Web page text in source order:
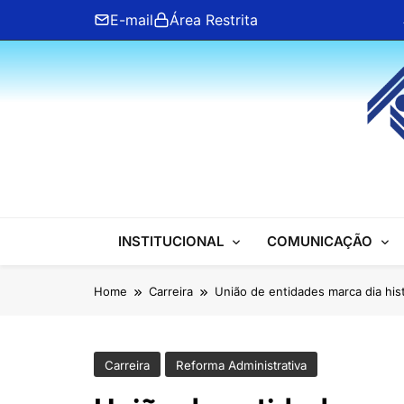
content
E-mail Área Restrita
ANFIP Nacional
INSTITUCIONAL COMUNICAÇÃO
Home Carreira União de entidades marca dia
Carreira Reforma Administrativa